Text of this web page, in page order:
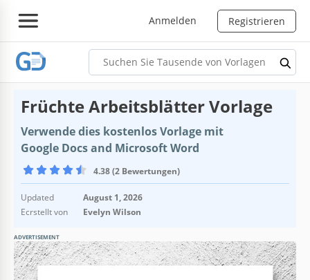
Anmelden Registrieren
Früchte Arbeitsblätter Vorlage
Verwende dies kostenlos Vorlage mit
Google Docs and Microsoft Word
4.38 (2 Bewertungen)
Updated
August 1, 2026
Ecrstellt von
Evelyn Wilson
ADVERTISEMENT